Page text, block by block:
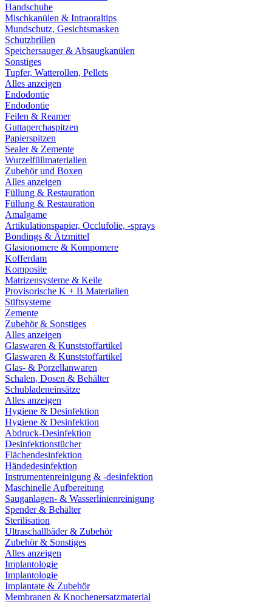
Handschuhe
Mischkanülen & Intraoraltips
Mundschutz, Gesichtsmasken
Schutzbrillen
Speichersauger & Absaugkanülen
Sonstiges
Tupfer, Watterollen, Pellets
Alles anzeigen
Endodontie
Endodontie
Feilen & Reamer
Guttaperchaspitzen
Papierspitzen
Sealer & Zemente
Wurzelfüllmaterialien
Zubehör und Boxen
Alles anzeigen
Füllung & Restauration
Füllung & Restauration
Amalgame
Artikulationspapier, Occlufolie, -sprays
Bondings & Ätzmittel
Glasionomere & Kompomere
Kofferdam
Komposite
Matrizensysteme & Keile
Provisorische K + B Materialien
Stiftsysteme
Zemente
Zubehör & Sonstiges
Alles anzeigen
Glaswaren & Kunststoffartikel
Glaswaren & Kunststoffartikel
Glas- & Porzellanwaren
Schalen, Dosen & Behälter
Schubladeneinsätze
Alles anzeigen
Hygiene & Desinfektion
Hygiene & Desinfektion
Abdruck-Desinfektion
Desinfektionstücher
Flächendesinfektion
Händedesinfektion
Instrumentenreinigung & -desinfektion
Maschinelle Aufbereitung
Sauganlagen- & Wasserlinienreinigung
Spender & Behälter
Sterilisation
Ultraschallbäder & Zubehör
Zubehör & Sonstiges
Alles anzeigen
Implantologie
Implantologie
Implantate & Zubehör
Membranen & Knochenersatzmaterial